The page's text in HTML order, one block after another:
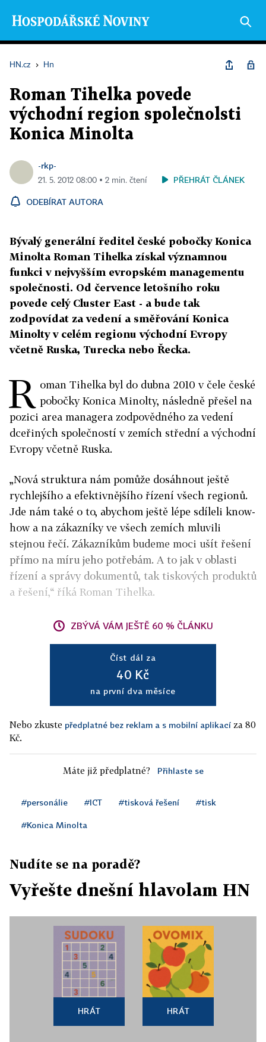
HN.cz › Hn
Roman Tihelka povede
východní region společnolsti
Konica Minolta
-rkp-
21. 5. 2012 08:00 ▪ 2 min. čtení PŘEHRÁT ČLÁNEK
ODEBÍRAT AUTORA
Bývalý generální ředitel české pobočky Konica
Minolta Roman Tihelka získal významnou
funkci v nejvyšším evropském managementu
společnosti. Od července letošního roku
povede celý Cluster East - a bude tak
zodpovídat za vedení a směřování Konica
Minolty v celém regionu východní Evropy
včetně Ruska, Turecka nebo Řecka.
R oman Tihelka byl do dubna 2010 v čele české
pobočky Konica Minolty, následně přešel na
pozici area managera zodpovědného za vedení
dceřiných společností v zemích střední a východní
Evropy včetně Ruska.
„Nová struktura nám pomůže dosáhnout ještě
rychlejšího a efektivnějšího řízení všech regionů.
Jde nám také o to, abychom ještě lépe sdíleli know-
how a na zákazníky ve všech zemích mluvili
stejnou řečí. Zákazníkům budeme moci ušít řešení
přímo na míru jeho potřebám. A to jak v oblasti
řízení a správy dokumentů, tak tiskových produktů
a řešení,“ říká Roman Tihelka.
ZBÝVÁ VÁM JEŠTĚ 60 % ČLÁNKU
Číst dál za
40 Kč
na první dva měsíce
Nebo zkuste předplatné bez reklam a s mobilní aplikací za 80
Kč.
Máte již předplatné? Přihlaste se
#personálie #ICT #tisková řešení #tisk
#Konica Minolta
Nudíte se na poradě?
Vyřešte dnešní hlavolam HN
HRÁT HRÁT